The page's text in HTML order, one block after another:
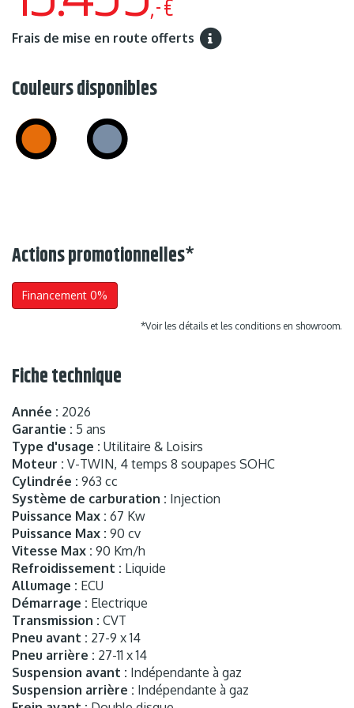
,-€
Frais de mise en route offerts
Couleurs disponibles
Actions promotionnelles*
Financement 0%
*Voir les détails et les conditions en showroom.
Fiche technique
Année : 2026
Garantie : 5 ans
Type d'usage : Utilitaire & Loisirs
Moteur : V-TWIN, 4 temps 8 soupapes SOHC
Cylindrée : 963 cc
Système de carburation : Injection
Puissance Max : 67 Kw
Puissance Max : 90 cv
Vitesse Max : 90 Km/h
Refroidissement : Liquide
Allumage : ECU
Démarrage : Electrique
Transmission : CVT
Pneu avant : 27-9 x 14
Pneu arrière : 27-11 x 14
Suspension avant : Indépendante à gaz
Suspension arrière : Indépendante à gaz